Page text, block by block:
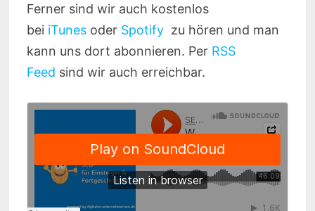
Ferner sind wir auch kostenlos
bei iTunesoder Spotifyzu hören und man
kann uns dort abonnieren. Per RSS
Feed sind wir auch erreichbar.